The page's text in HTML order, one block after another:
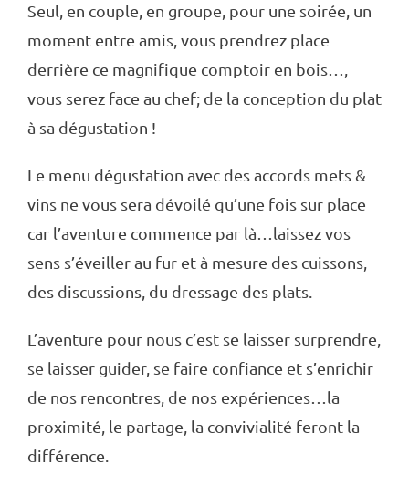
Seul, en couple, en groupe, pour une soirée, un
moment entre amis, vous prendrez place
derrière ce magnifique comptoir en bois…,
vous serez face au chef; de la conception du plat
à sa dégustation !
Le menu dégustation avec des accords mets &
vins ne vous sera dévoilé qu’une fois sur place
car l’aventure commence par là…laissez vos
sens s’éveiller au fur et à mesure des cuissons,
des discussions, du dressage des plats.
L’aventure pour nous c’est se laisser surprendre,
se laisser guider, se faire confiance et s’enrichir
de nos rencontres, de nos expériences…la
proximité, le partage, la convivialité feront la
différence.